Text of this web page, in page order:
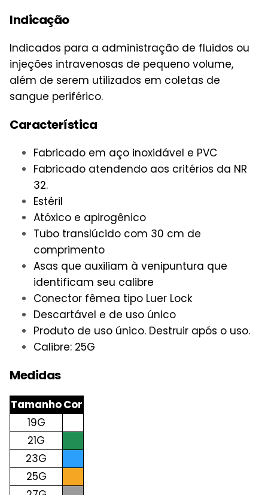
Indicação
Indicados para a administração de fluidos ou
injeções intravenosas de pequeno volume,
além de serem utilizados em coletas de
sangue periférico.
Característica
Fabricado em aço inoxidável e PVC
Fabricado atendendo aos critérios da NR
32.
Estéril
Atóxico e apirogênico
Tubo translúcido com 30 cm de
comprimento
Asas que auxiliam à venipuntura que
identificam seu calibre
Conector fêmea tipo Luer Lock
Descartável e de uso único
Produto de uso único. Destruir após o uso.
Calibre: 25G
Medidas
TamanhoCor
19G
21G
23G
25G